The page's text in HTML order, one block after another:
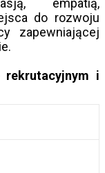
empatią,
do rozwoju
zapewniającej
i